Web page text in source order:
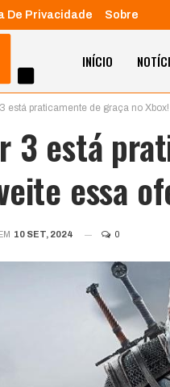
De Privacidade Sobre
INÍCIO
está praticamente de graça no
3 está
essa
10 SET, 2024 0